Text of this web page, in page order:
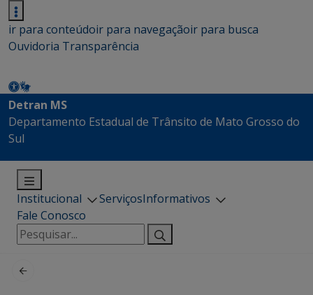
ir para conteúdoir para navegaçãoir para busca
Ouvidoria Transparência
Detran MS
Departamento Estadual de Trânsito de Mato Grosso do
Sul
Institucional ServiçosInformativos
Fale Conosco
Pesquisar
por: